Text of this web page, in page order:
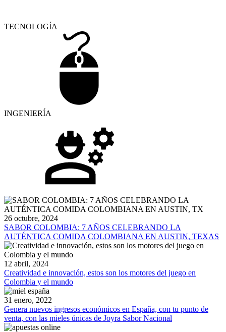
TECNOLOGÍA
INGENIERÍA
26 octubre, 2024
SABOR COLOMBIA: 7 AÑOS CELEBRANDO LA
AUTÉNTICA COMIDA COLOMBIANA EN AUSTIN, TEXAS
12 abril, 2024
Creatividad e innovación, estos son los motores del juego en
Colombia y el mundo
31 enero, 2022
Genera nuevos ingresos económicos en España, con tu punto de
venta, con las mieles únicas de Joyra Sabor Nacional